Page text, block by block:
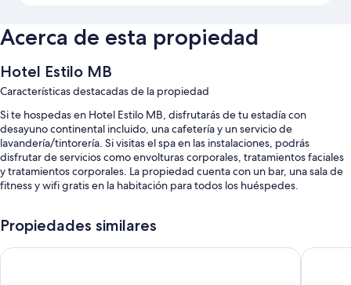
Acerca de esta propiedad
Hotel Estilo MB
Características destacadas de la propiedad
Si te hospedas en Hotel Estilo MB, disfrutarás de tu estadía con
desayuno continental incluido, una cafetería y un servicio de
lavandería/tintorería. Si visitas el spa en las instalaciones, podrás
disfrutar de servicios como envolturas corporales, tratamientos faciales
y tratamientos corporales. La propiedad cuenta con un bar, una sala de
fitness y wifi gratis en la habitación para todos los huéspedes.
Una piscina techada con sombrillas
Propiedades similares
Amérian Carlos Paz Pinares